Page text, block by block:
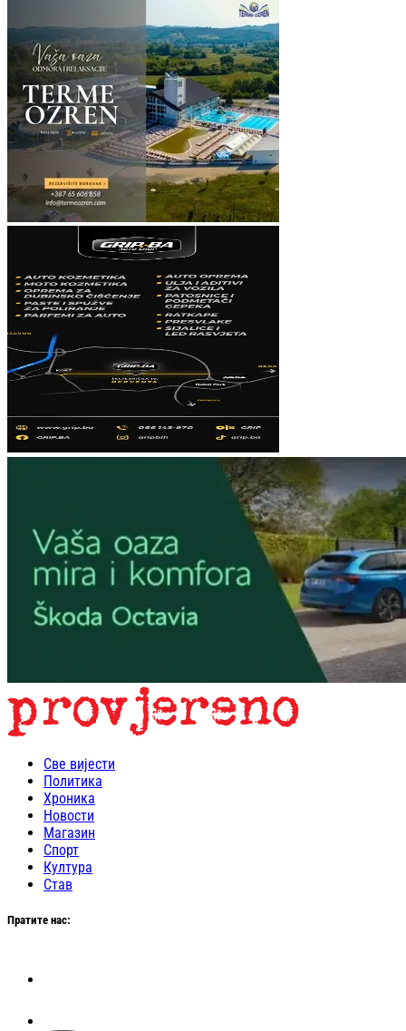
Све вијести
Политика
Хроника
Новости
Магазин
Спорт
Култура
Став
Пратите нас: